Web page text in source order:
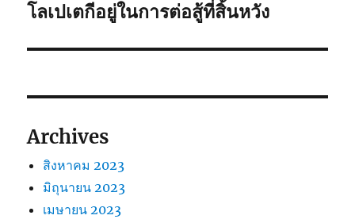
ต่อ
โลเปเตกีอยู่ในการต่อสู้ที่สิ้นหวัง
Archives
สิงหาคม 2023
มิถุนายน 2023
เมษายน 2023